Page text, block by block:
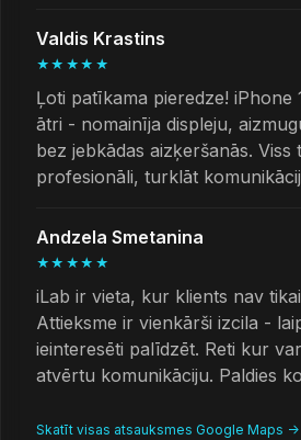
Valdis Krastins
★★★★★
Ļoti patīkama pieredze!
ātri - nomainīja displeju,
bez jebkādas aizķeršanās.
profesionāli, turklāt
Andzela Smetanina
★★★★★
iLab ir vieta, kur klients nav
Attieksme ir vienkārši izcila -
ieinteresēti palīdzēt. Reti kur
atvērtu komunikāciju. Paldies
Skatīt visas atsauksmes Google Maps ->